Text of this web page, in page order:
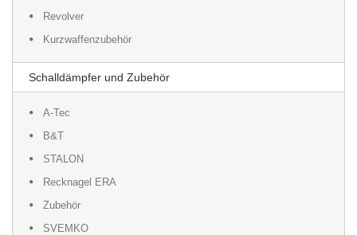
Revolver
Kurzwaffenzubehör
Schalldämpfer und Zubehör
A-Tec
B&T
STALON
Recknagel ERA
Zubehör
SVEMKO